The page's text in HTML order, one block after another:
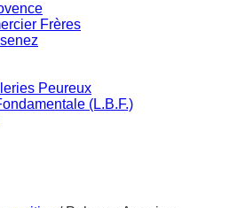
Frères
Peureux
(L.B.F.)